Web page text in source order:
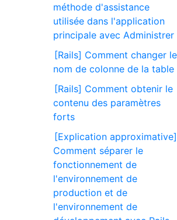
méthode d'assistance
utilisée dans l'application
principale avec Administrer
[Rails] Comment changer le
nom de colonne de la table
[Rails] Comment obtenir le
contenu des paramètres
forts
[Explication approximative]
Comment séparer le
fonctionnement de
l'environnement de
production et de
l'environnement de